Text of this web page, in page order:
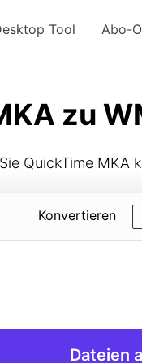
Tool Abo-
zu
QuickTime MKA
Konvertieren
Dateien